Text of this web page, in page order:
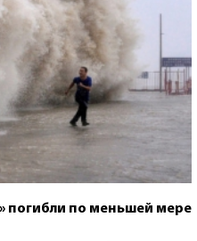
погибли по меньшей мере